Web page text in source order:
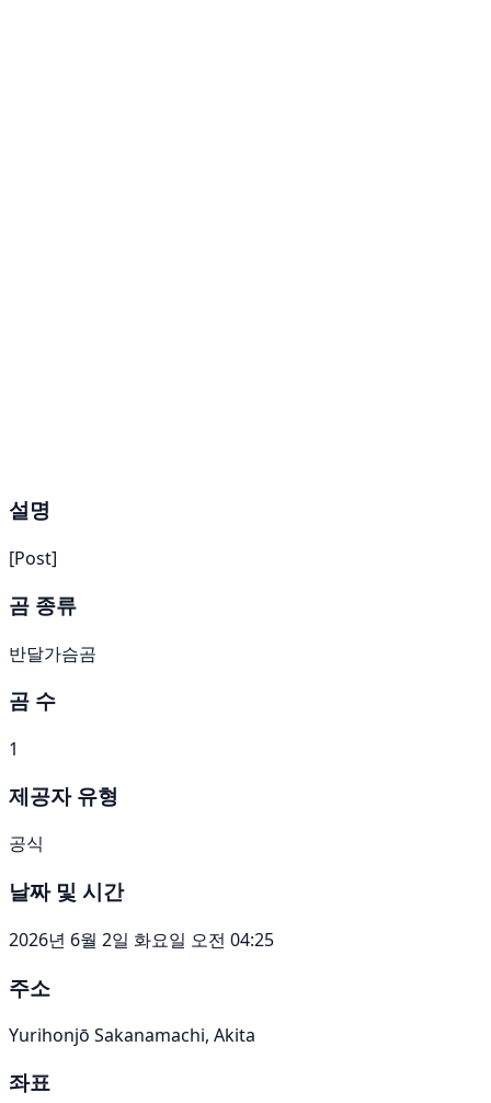
설명
[Post]
곰 종류
반달가슴곰
곰 수
1
제공자 유형
공식
날짜 및 시간
2026년 6월 2일 화요일 오전 04:25
주소
Yurihonjō Sakanamachi, Akita
좌표